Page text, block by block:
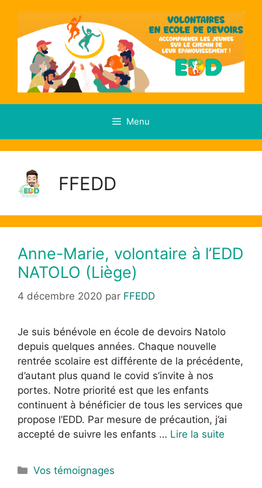
Menu
FFEDD
Anne-Marie, volontaire à l’EDD
NATOLO (Liège)
4 décembre 2020 par FFEDD
Je suis bénévole en école de devoirs Natolo
depuis quelques années. Chaque nouvelle
rentrée scolaire est différente de la précédente,
d’autant plus quand le covid s’invite à nos
portes. Notre priorité est que les enfants
continuent à bénéficier de tous les services que
propose l’EDD. Par mesure de précaution, j’ai
accepté de suivre les enfants … Lire la suite
Vos témoignages